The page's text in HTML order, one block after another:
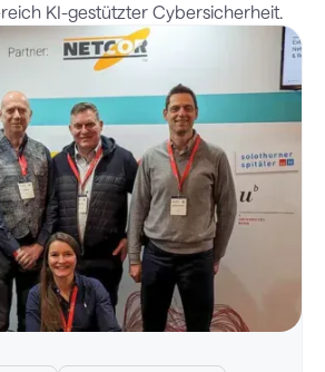
KI-gestützter Cybersicherheit.